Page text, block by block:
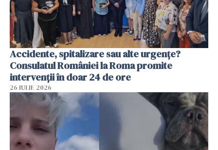
Accidente, spitalizare sau alte urgențe?
Consulatul României la Roma promite
intervenții în doar 24 de ore
26 IULIE 2026